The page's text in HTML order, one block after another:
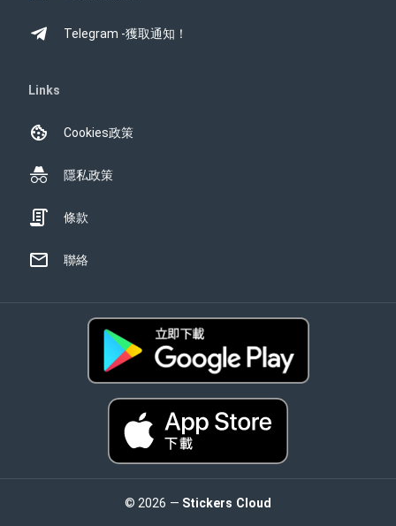
Telegram -獲取通知！
Links
Cookies政策
隱私政策
條款
聯絡
© 2026 — Stickers Cloud